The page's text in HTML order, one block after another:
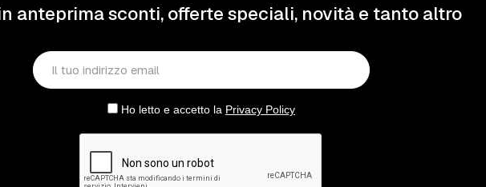
anteprima sconti, offerte speciali, novità e tanto altro
Ho letto e accetto la Privacy Policy